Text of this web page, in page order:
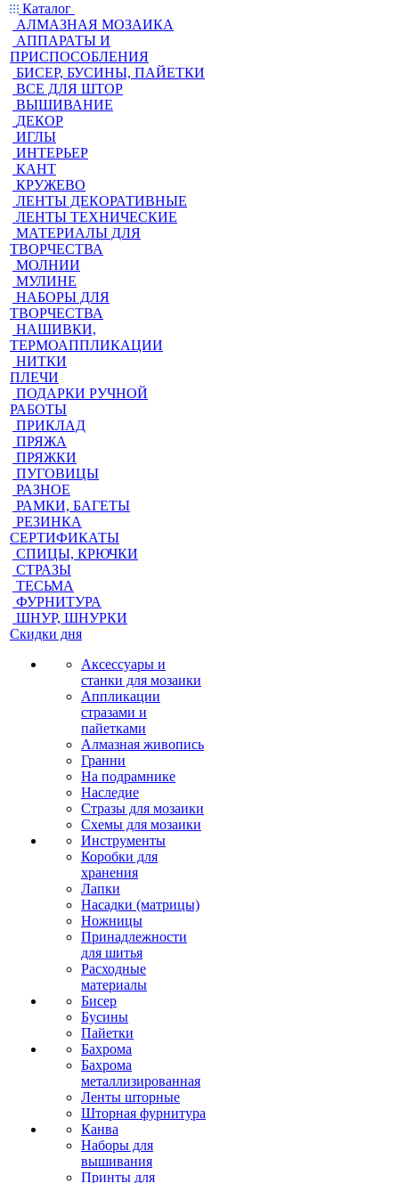
Каталог
АЛМАЗНАЯ МОЗАИКА
АППАРАТЫ И
ПРИСПОСОБЛЕНИЯ
БИСЕР, БУСИНЫ, ПАЙЕТКИ
ВСЕ ДЛЯ ШТОР
ВЫШИВАНИЕ
ДЕКОР
ИГЛЫ
ИНТЕРЬЕР
КАНТ
КРУЖЕВО
ЛЕНТЫ ДЕКОРАТИВНЫЕ
ЛЕНТЫ ТЕХНИЧЕСКИЕ
МАТЕРИАЛЫ ДЛЯ
ТВОРЧЕСТВА
МОЛНИИ
МУЛИНЕ
НАБОРЫ ДЛЯ
ТВОРЧЕСТВА
НАШИВКИ,
ТЕРМОАППЛИКАЦИИ
НИТКИ
ПЛЕЧИ
ПОДАРКИ РУЧНОЙ
РАБОТЫ
ПРИКЛАД
ПРЯЖА
ПРЯЖКИ
ПУГОВИЦЫ
РАЗНОЕ
РАМКИ, БАГЕТЫ
РЕЗИНКА
СЕРТИФИКАТЫ
СПИЦЫ, КРЮЧКИ
СТРАЗЫ
ТЕСЬМА
ФУРНИТУРА
ШНУР, ШНУРКИ
Скидки дня
Аксессуары и
станки для мозаики
Аппликации
стразами и
пайетками
Алмазная живопись
Гранни
На подрамнике
Наследие
Стразы для мозаики
Схемы для мозаики
Инструменты
Коробки для
хранения
Лапки
Насадки (матрицы)
Ножницы
Принадлежности
для шитья
Расходные
материалы
Бисер
Бусины
Пайетки
Бахрома
Бахрома
металлизированная
Ленты шторные
Шторная фурнитура
Канва
Наборы для
вышивания
Принты для